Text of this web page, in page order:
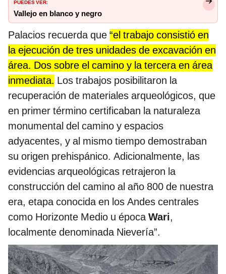
Vallejo en blanco y negro
Palacios recuerda que “el trabajo consistió en
la ejecución de tres unidades de excavación en
área. Dos sobre el camino y la tercera en área
inmediata. Los trabajos posibilitaron la
recuperación de materiales arqueológicos, que
en primer término certificaban la naturaleza
monumental del camino y espacios
adyacentes, y al mismo tiempo demostraban
su origen prehispánico. Adicionalmente, las
evidencias arqueológicas retrajeron la
construcción del camino al año 800 de nuestra
era, etapa conocida en los Andes centrales
como Horizonte Medio u épocaWari,
localmente denominada Nievería”.